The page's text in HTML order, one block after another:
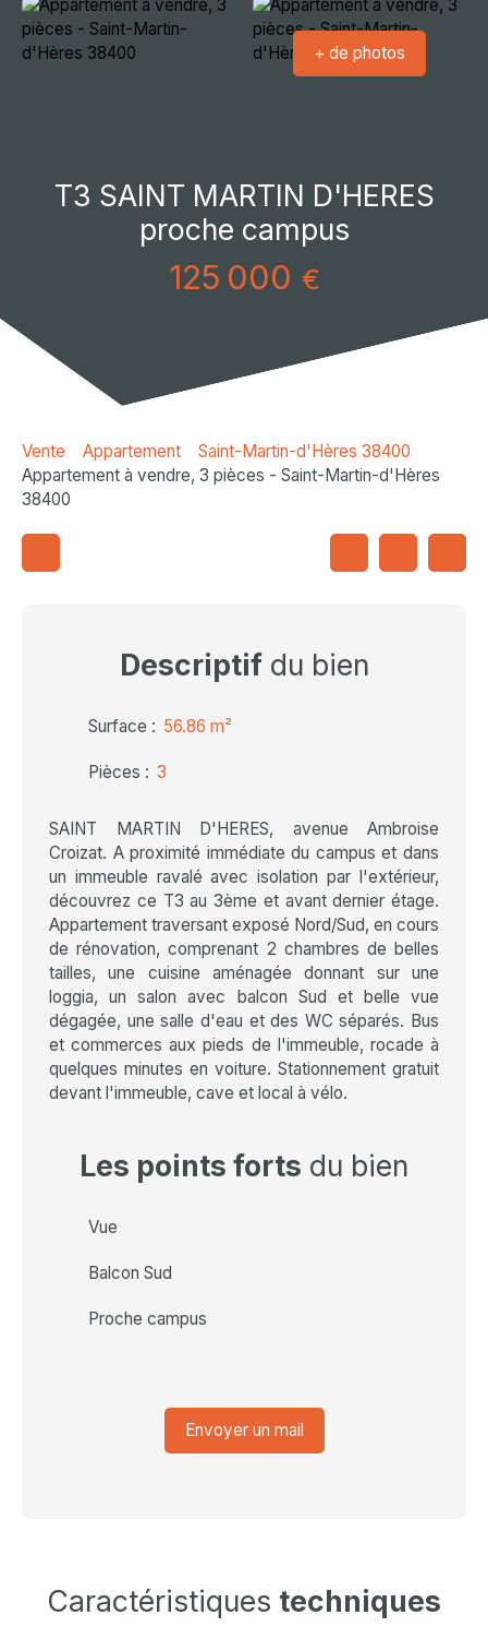
+ de photos
T3 SAINT MARTIN D'HERES
proche campus
125 000 €
Vente Appartement
Saint-Martin-d'Hères 38400
Appartement à vendre, 3 pièces - Saint-Martin-d'Hères
38400
Descriptifdu bien
Surface : 56.86 m²
Pièces : 3
SAINT MARTIN D'HERES, avenue Ambroise
Croizat. A proximité immédiate du campus et dans
un immeuble ravalé avec isolation par l'extérieur,
découvrez ce T3 au 3ème et avant dernier étage.
Appartement traversant exposé Nord/Sud, en cours
de rénovation, comprenant 2 chambres de belles
tailles, une cuisine aménagée donnant sur une
loggia, un salon avec balcon Sud et belle vue
dégagée, une salle d'eau et des WC séparés. Bus
et commerces aux pieds de l'immeuble, rocade à
quelques minutes en voiture. Stationnement gratuit
devant l'immeuble, cave et local à vélo.
Les points forts du bien
Vue
Balcon Sud
Proche campus
Envoyer un mail
Caractéristiques techniques